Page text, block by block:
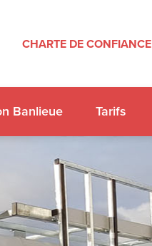
CHARTE DE CONFIANCE
Banlieue Tarifs